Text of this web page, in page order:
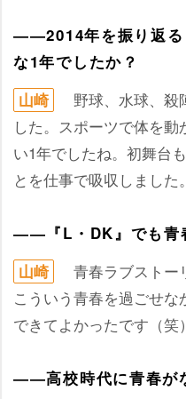
――2014年を振り返る
な1年でしたか？
山崎
野球、水球、殺
した。スポーツで体を
い1年でしたね。初舞台
とを仕事で吸収しました。
――『L・DK』でも青
山崎
青春ラブスト
こういう青春を過ごせ
できてよかったです（笑
――高校時代に青春が